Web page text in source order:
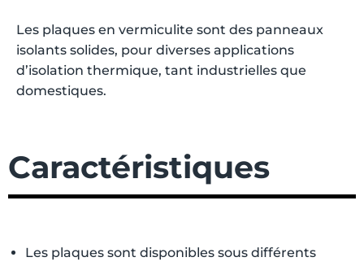
Les plaques en vermiculite sont des panneaux
isolants solides, pour diverses applications
d’isolation thermique, tant industrielles que
domestiques.
Caractéristiques
Les plaques sont disponibles sous différents